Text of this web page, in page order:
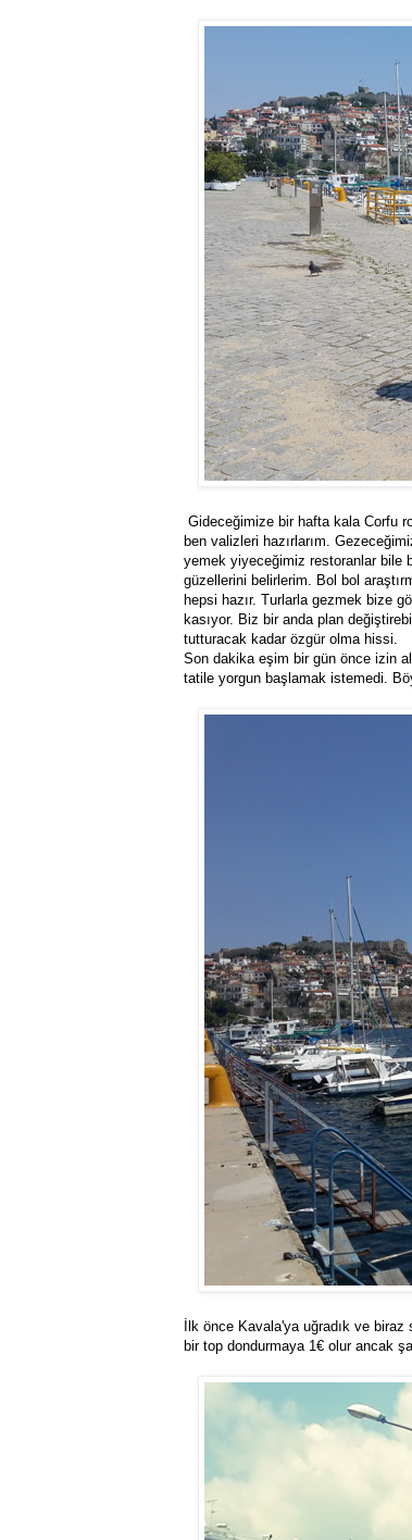
Gideceğimize bir hafta kala Corfu
ben valizleri hazırlarım.
yemek yiyeceğimiz restoranlar bile
güzellerini belirlerim. Bol bol
hepsi hazır. Turlarla gezmek bize
kasıyor. Biz bir anda plan
tutturacak kadar özgür olma hissi.
Son dakika eşim bir gün önce izin
tatile yorgun başlamak istemedi.
İlk önce Kavala'ya uğradık ve
bir top dondurmaya 1€ olur ancak